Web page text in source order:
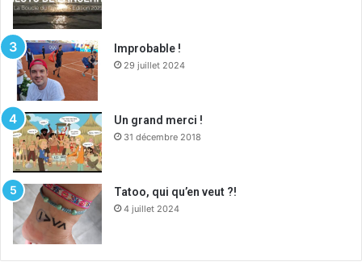
Improbable !
29 juillet 2024
Un grand merci !
31 décembre 2018
Tatoo, qui qu’en veut ?!
4 juillet 2024